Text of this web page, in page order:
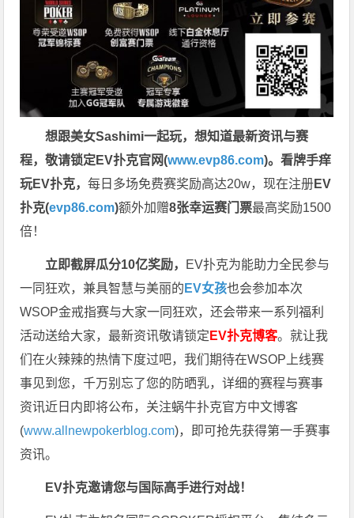
想跟美女Sashimi一起玩，想知道最新资讯与赛
程，敬请锁定EV扑克官网(www.evp86.com)。看牌手痒
玩EV扑克，每日多场免费赛奖励高达20w，现在注册EV
扑克(evp86.com)额外加赠8张幸运赛门票最高奖励1500
倍！
立即截屏瓜分10亿奖励， EV扑克为能助力全民参与
一同狂欢，兼具智慧与美丽的 EV女孩也会参加本次
WSOP金戒指赛与大家一同狂欢，还会带来一系列福利
活动送给大家，最新资讯敬请锁定 EV扑克博客。就让我
们在火辣辣的热情下度过吧，我们期待在WSOP上线赛
事见到您，千万别忘了您的防晒乳，详细的赛程与赛事
资讯近日内即将公布，关注蜗牛扑克官方中文博客
(www.allnewpokerblog.com)，即可抢先获得第一手赛事
资讯。
EV扑克邀请您与国际高手进行对战！